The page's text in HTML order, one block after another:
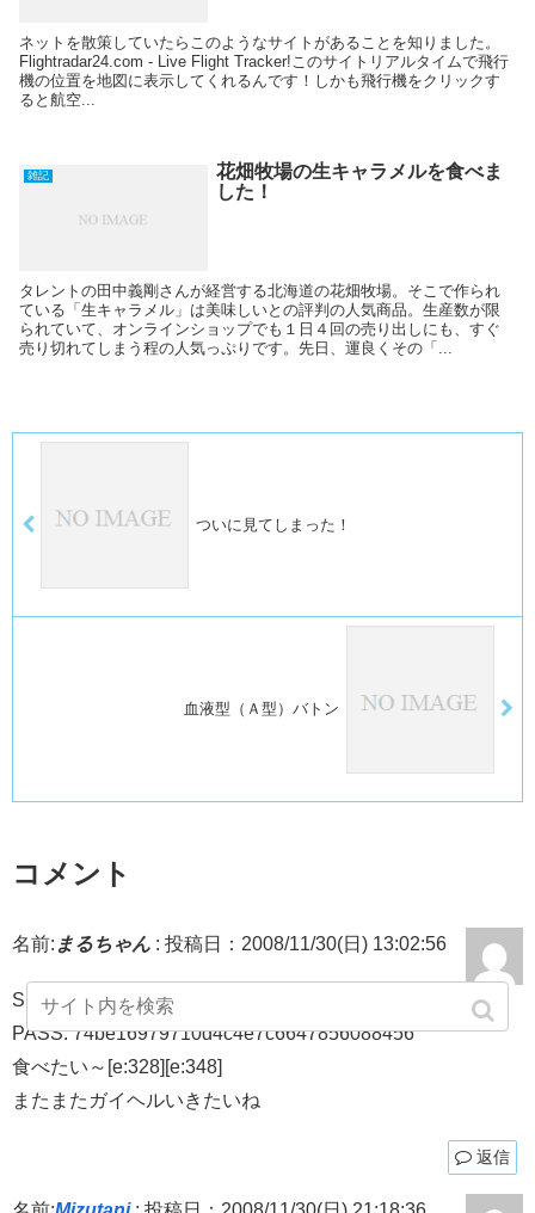
ネットを散策していたらこのようなサイトがあることを知りました。
Flightradar24.com - Live Flight Tracker!このサイトリアルタイムで飛行
機の位置を地図に表示してくれるんです！しかも飛行機をクリックす
ると航空...
雑記
花畑牧場の生キャラメルを食べま
した！
タレントの田中義剛さんが経営する北海道の花畑牧場。そこで作られ
ている「生キャラメル」は美味しいとの評判の人気商品。生産数が限
られていて、オンラインショップでも１日４回の売り出しにも、すぐ
売り切れてしまう程の人気っぷりです。先日、運良くその「...
ついに見てしまった！
血液型（Ａ型）バトン
コメント
名前: まるちゃん : 投稿日：2008/11/30(日) 13:02:56
SECRET: 0
PASS: 74be16979710d4c4e7c6647856088456
食べたい～[e:328][e:348]
またまたガイヘルいきたいね
返信